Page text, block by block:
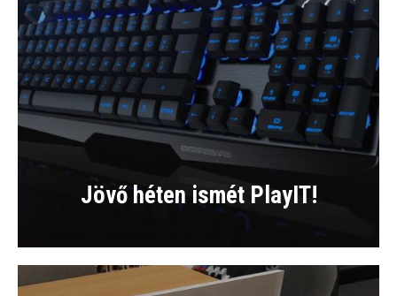
Jövő héten ismét PlayIT!